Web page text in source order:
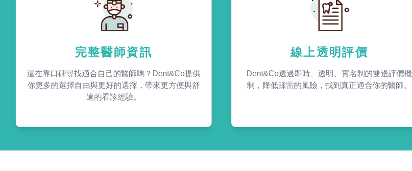
完整醫師資訊
還在靠口碑尋找適合自己的醫師嗎？Dent&Co提供
你更多的選擇自由與更好的選擇，帶來更方便與舒
適的看診經驗。
線上透明評價
Dent&Co透過即時、透明、實名制的雙邊評價機
制，降低踩雷的風險，找到真正適合你的醫師。